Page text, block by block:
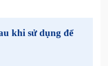
khi sử dụng để